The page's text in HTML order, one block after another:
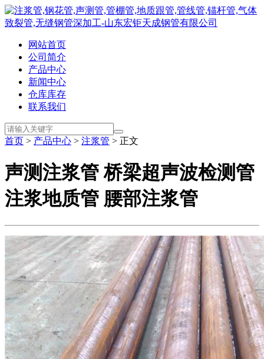
网站首页
公司简介
产品中心
新闻中心
仓库库存
联系我们
首页 > 产品中心 > 注浆管 > 正文
声测注浆管 桥梁超声波检测管
注浆地质管 腰部注浆管